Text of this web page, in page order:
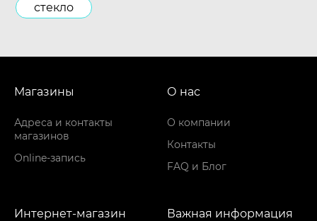
стекло
Магазины
Адреса и контакты
магазинов
Online-запись
О нас
О компании
Контакты
FAQ и Блог
Интернет-магазин Важная информация